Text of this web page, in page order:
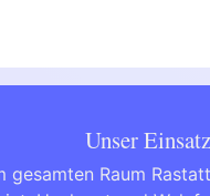
Unser
Raum